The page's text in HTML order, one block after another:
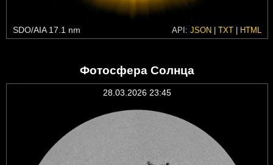
SDO/AIA 17.1 nm API: JSON | TXT | HTML
Фотосфера Солнца
28.03.2026 23:45